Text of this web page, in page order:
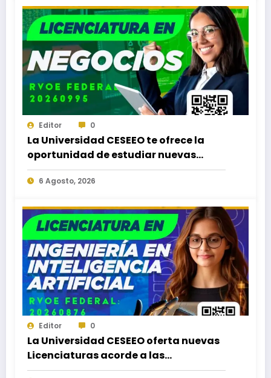
Editor 0
La Universidad CESEEO te ofrece la
oportunidad de estudiar nuevas
Licenciaturas en los Campus Oaxaca,
Puerto Escondido, Ixtepec y en la
6 Agosto, 2026
Editor 0
La Universidad CESEEO oferta nuevas
Licenciaturas acorde a las
necesidades educativas de los